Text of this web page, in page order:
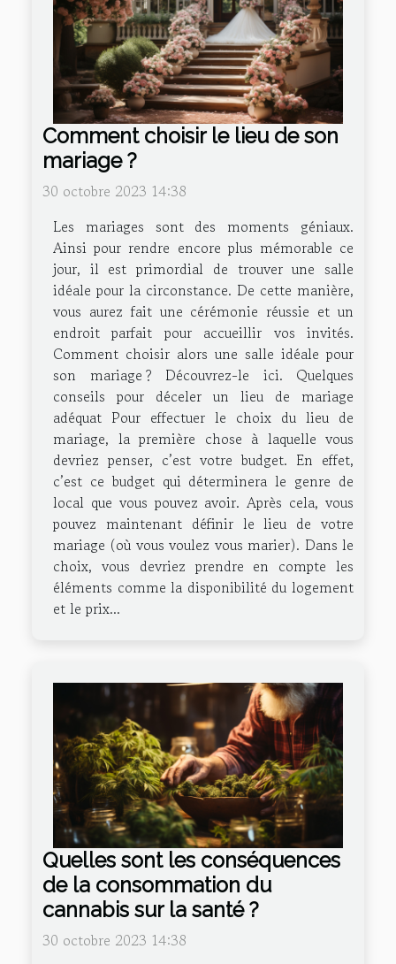
Comment choisir le lieu de son
mariage ?
30 octobre 2023 14:38
Les mariages sont des moments géniaux.
Ainsi pour rendre encore plus mémorable ce
jour, il est primordial de trouver une salle
idéale pour la circonstance. De cette manière,
vous aurez fait une cérémonie réussie et un
endroit parfait pour accueillir vos invités.
Comment choisir alors une salle idéale pour
son mariage ? Découvrez-le ici. Quelques
conseils pour déceler un lieu de mariage
adéquat Pour effectuer le choix du lieu de
mariage, la première chose à laquelle vous
devriez penser, c’est votre budget. En effet,
c’est ce budget qui déterminera le genre de
local que vous pouvez avoir. Après cela, vous
pouvez maintenant définir le lieu de votre
mariage (où vous voulez vous marier). Dans le
choix, vous devriez prendre en compte les
éléments comme la disponibilité du logement
et le prix...
Quelles sont les conséquences
de la consommation du
cannabis sur la santé ?
30 octobre 2023 14:38